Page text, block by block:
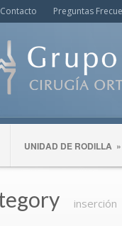
Contacto Preguntas
UNIDAD DE RODILLA »
inserción